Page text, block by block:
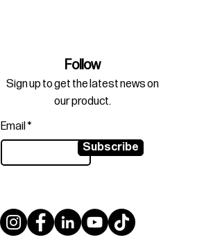
Follow
Sign up to get the latest news on
our product.
Email
Subscribe